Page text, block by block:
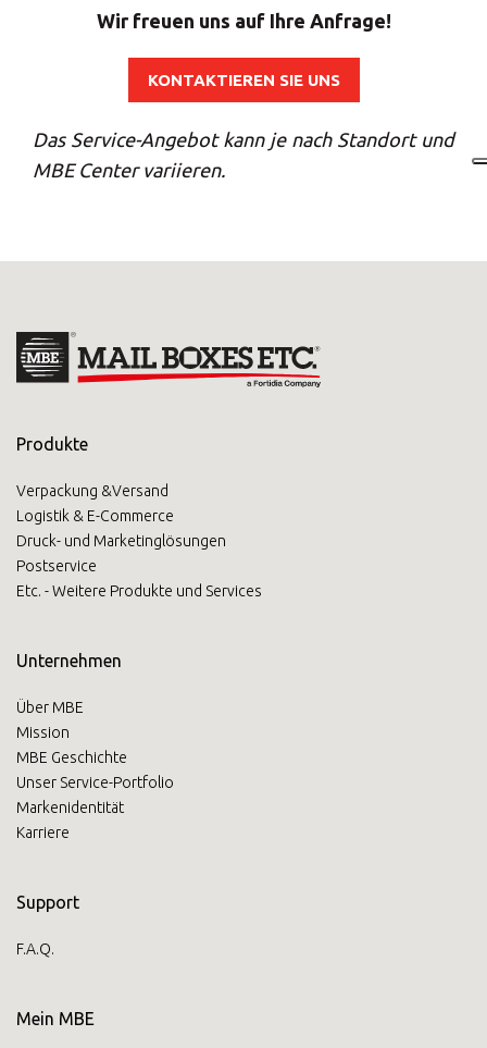
Wir freuen uns auf Ihre Anfrage!
KONTAKTIEREN SIE UNS
Das Service-Angebot kann je nach Standort und
MBE Center variieren.
Produkte
Verpackung &Versand
Logistik & E-Commerce
Druck- und Marketinglösungen
Postservice
Etc. - Weitere Produkte und Services
Unternehmen
Über MBE
Mission
MBE Geschichte
Unser Service-Portfolio
Markenidentität
Karriere
Support
F.A.Q.
Mein MBE